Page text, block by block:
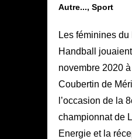
Autre..., Sport
Les féminines du
Handball
novembre 2020
Coubertin de
l’occasion de la
championnat de
Energie et la